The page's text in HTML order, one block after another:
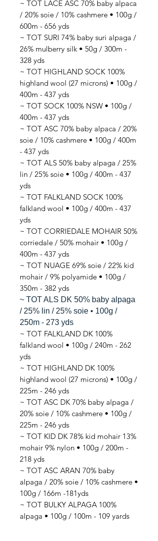
~ TOT LACE ASC 70% baby alpaca
/ 20% soie / 10% cashmere • 100g /
600m - 656 yds
~ TOT SURI 74% baby suri alpaga /
26% mulberry silk • 50g / 300m -
328 yds
~ TOT HIGHLAND SOCK 100%
highland wool (27 microns) • 100g /
400m - 437 yds
~ TOT SOCK 100% NSW • 100g /
400m - 437 yds
~ TOT ASC 70% baby alpaca / 20%
soie / 10% cashmere • 100g / 400m
- 437 yds
~ TOT ALS 50% baby alpaga / 25%
lin / 25% soie • 100g / 400m - 437
yds
~ TOT FALKLAND SOCK 100%
falkland wool • 100g / 400m - 437
yds
~ TOT CORRIEDALE MOHAIR 50%
corriedale / 50% mohair • 100g /
400m - 437 yds
~ TOT NUAGE 69% soie / 22% kid
mohair / 9% polyamide • 100g /
350m - 382 yds
~ TOT ALS DK 50% baby alpaga
/ 25% lin / 25% soie • 100g /
250m - 273 yds
~ TOT FALKLAND DK 100%
falkland wool • 100g / 240m - 262
yds
~ TOT HIGHLAND DK 100%
highland wool (27 microns) • 100g /
225m - 246 yds
~ TOT ASC DK 70% baby alpaga /
20% soie / 10% cashmere • 100g /
225m - 246 yds
~ TOT KID DK 78% kid mohair 13%
mohair 9% nylon • 100g / 200m -
218 yds
~ TOT ASC ARAN 70% baby
alpaga / 20% soie / 10% cashmere •
100g / 166m -181yds
~ TOT BULKY ALPAGA 100%
alpaga • 100g / 100m - 109 yards